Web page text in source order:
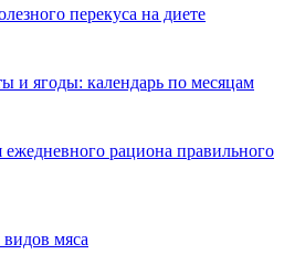
перекуса на диете
и ягоды: календарь по месяцам
рациона правильного
мяса